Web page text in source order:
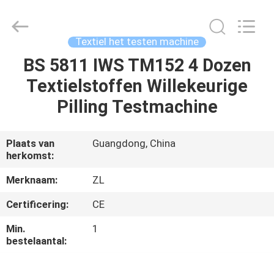
HUIS
PRODUCTEN
VIDEOS
ONGEVEER
ONS
FABRIEKSREIS
Technology
Reserved.
Textiel het testen machine
BS 5811 IWS TM152 4 Dozen
Textielstoffen Willekeurige
Pilling Testmachine
Plaats van
herkomst:
Guangdong, China
Merknaam:
ZL
Certificering:
CE
Min.
bestelaantal:
1